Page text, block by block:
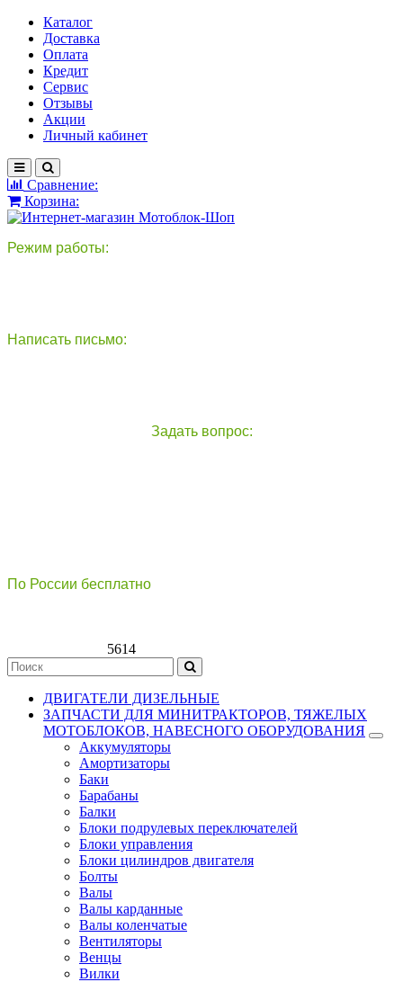
Каталог
Доставка
Оплата
Кредит
Сервис
Отзывы
Акции
Личный кабинет
Сравнение:
Корзина:
Режим работы:
Написать письмо:
Задать вопрос:
По России бесплатно
5614
ДВИГАТЕЛИ ДИЗЕЛЬНЫЕ
ЗАПЧАСТИ ДЛЯ МИНИТРАКТОРОВ, ТЯЖЕЛЫХ
МОТОБЛОКОВ, НАВЕСНОГО ОБОРУДОВАНИЯ
Аккумуляторы
Амортизаторы
Баки
Барабаны
Балки
Блоки подрулевых переключателей
Блоки управления
Блоки цилиндров двигателя
Болты
Валы
Валы карданные
Валы коленчатые
Вентиляторы
Венцы
Вилки